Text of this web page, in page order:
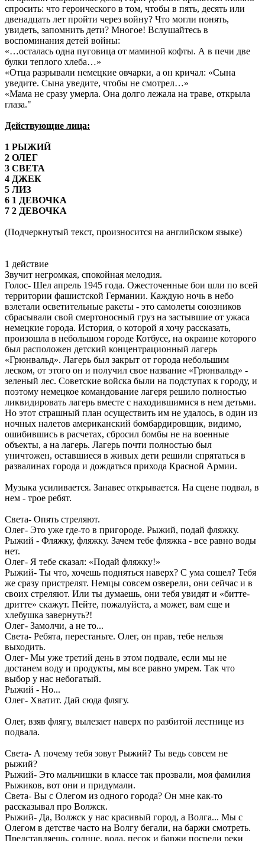
спросить: что героического в том, чтобы в пять, десять или
двенадцать лет пройти через войну? Что могли понять,
увидеть, запомнить дети? Многое! Вслушайтесь в
воспоминания детей войны:
«…осталась одна пуговица от маминой кофты. А в печи две
булки теплого хлеба…»
«Отца разрывали немецкие овчарки, а он кричал: «Сына
уведите. Сына уведите, чтобы не смотрел…»
«Мама не сразу умерла. Она долго лежала на траве, открыла
глаза."
Действующие лица:
1 РЫЖИЙ
2 ОЛЕГ
3 СВЕТА
4 ДЖЕК
5 ЛИЗ
6 1 ДЕВОЧКА
7 2 ДЕВОЧКА
(Подчеркнутый текст, произносится на английском языке)
1 действие
Звучит негромкая, спокойная мелодия.
Голос- Шел апрель 1945 года. Ожесточенные бои шли по всей
территории фашистской Германии. Каждую ночь в небо
взлетали осветительные ракеты - это самолеты союзников
сбрасывали свой смертоносный груз на застывшие от ужаса
немецкие города. История, о которой я хочу рассказать,
произошла в небольшом городе Котбусе, на окраине которого
был расположен детский концентрационный лагерь
«Грюнвальд». Лагерь был закрыт от города небольшим
леском, от этого он и получил свое название «Грюнвальд» -
зеленый лес. Советские войска были на подступах к городу, и
поэтому немецкое командование лагеря решило полностью
ликвидировать лагерь вместе с находившимися в нем детьми.
Но этот страшный план осуществить им не удалось, в один из
ночных налетов американский бомбардировщик, видимо,
ошибившись в расчетах, сбросил бомбы не на военные
объекты, а на лагерь. Лагерь почти полностью был
уничтожен, оставшиеся в живых дети решили спрятаться в
развалинах города и дождаться прихода Красной Армии.
Музыка усиливается. Занавес открывается. На сцене подвал, в
нем - трое ребят.
Света- Опять стреляют.
Олег- Это уже где-то в пригороде. Рыжий, подай фляжку.
Рыжий - Фляжку, фляжку. Зачем тебе фляжка - все равно воды
нет.
Олег- Я тебе сказал: «Подай фляжку!»
Рыжий- Ты что, хочешь подняться наверх? С ума сошел? Тебя
же сразу пристрелят. Немцы совсем озверели, они сейчас и в
своих стреляют. Или ты думаешь, они тебя увидят и «битте-
дритте» скажут. Пейте, пожалуйста, а может, вам еще и
хлебушка завернуть?!
Олег- Замолчи, а не то...
Света- Ребята, перестаньте. Олег, он прав, тебе нельзя
выходить.
Олег- Мы уже третий день в этом подвале, если мы не
достанем воду и продукты, мы все равно умрем. Так что
выбор у нас небогатый.
Рыжий - Но...
Олег- Хватит. Дай сюда флягу.
Олег, взяв флягу, вылезает наверх по разбитой лестнице из
подвала.
Света- А почему тебя зовут Рыжий? Ты ведь совсем не
рыжий?
Рыжий- Это мальчишки в классе так прозвали, моя фамилия
Рыжиков, вот они и придумали.
Света- Вы с Олегом из одного города? Он мне как-то
рассказывал про Волжск.
Рыжий- Да, Волжск у нас красивый город, а Волга... Мы с
Олегом в детстве часто на Волгу бегали, на баржи смотреть.
Представляешь, солнце, вода, песок и баржи посреди реки